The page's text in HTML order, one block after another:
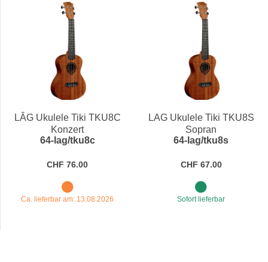
LÂG Ukulele Tiki TKU8C
Konzert
64-lag/tku8c
CHF 76.00
Ca. lieferbar am: 13.08.2026
LAG Ukulele Tiki TKU8S
Sopran
64-lag/tku8s
CHF 67.00
Sofort lieferbar